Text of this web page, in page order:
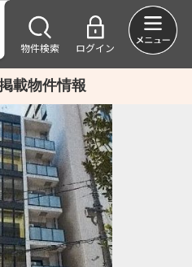
物件検索 ログイン
載物件情報